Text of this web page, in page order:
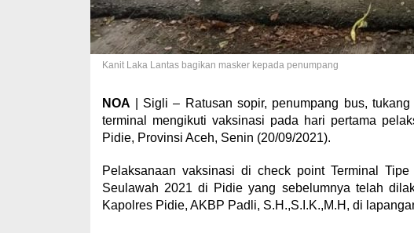
Kanit Laka Lantas bagikan masker kepada penumpang
NOA | Sigli – Ratusan sopir, penumpang bus,
terminal mengikuti vaksinasi pada hari pertama
Pidie, Provinsi Aceh, Senin (20/09/2021).
Pelaksanaan vaksinasi di check point Terminal
Seulawah 2021 di Pidie yang sebelumnya telah
Kapolres Pidie, AKBP Padli, S.H.,S.I.K.,M.H, di